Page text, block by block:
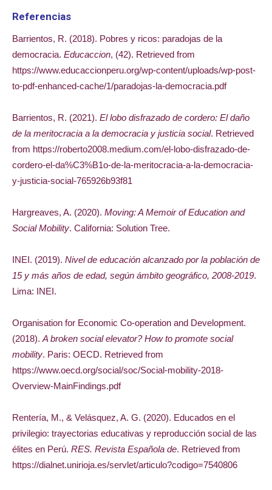
Referencias
Barrientos, R. (2018). Pobres y ricos: paradojas de la
democracia. Educaccion, (42). Retrieved from
https://www.educaccionperu.org/wp-content/uploads/wp-post-
to-pdf-enhanced-cache/1/paradojas-la-democracia.pdf
Barrientos, R. (2021). El lobo disfrazado de cordero: El daño
de la meritocracia a la democracia y justicia social. Retrieved
from https://roberto2008.medium.com/el-lobo-disfrazado-de-
cordero-el-da%C3%B1o-de-la-meritocracia-a-la-democracia-
y-justicia-social-765926b93f81
Hargreaves, A. (2020). Moving: A Memoir of Education and
Social Mobility. California: Solution Tree.
INEI. (2019). Nivel de educación alcanzado por la población de
15 y más años de edad, según ámbito geográfico, 2008-2019.
Lima: INEI.
Organisation for Economic Co-operation and Development.
(2018). A broken social elevator? How to promote social
mobility. Paris: OECD. Retrieved from
https://www.oecd.org/social/soc/Social-mobility-2018-
Overview-MainFindings.pdf
Rentería, M., & Velásquez, A. G. (2020). Educados en el
privilegio: trayectorias educativas y reproducción social de las
élites en Perú. RES. Revista Española de. Retrieved from
https://dialnet.unirioja.es/servlet/articulo?codigo=7540806